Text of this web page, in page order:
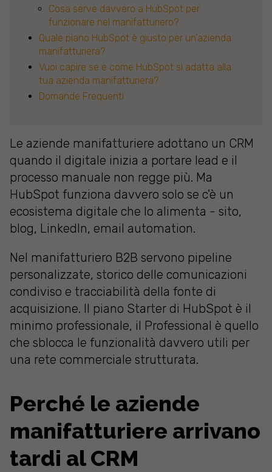
Cosa serve davvero a HubSpot per
funzionare nel manifatturiero?
Quale piano HubSpot è giusto per un'azienda
manifatturiera?
Vuoi capire se e come HubSpot si adatta alla
tua azienda manifatturiera?
Domande Frequenti
Le aziende manifatturiere adottano un CRM
quando il digitale inizia a portare lead e il
processo manuale non regge più. Ma
HubSpot funziona davvero solo se c'è un
ecosistema digitale che lo alimenta - sito,
blog, LinkedIn, email automation.
Nel manifatturiero B2B servono pipeline
personalizzate, storico delle comunicazioni
condiviso e tracciabilità della fonte di
acquisizione. Il piano Starter di HubSpot è il
minimo professionale, il Professional è quello
che sblocca le funzionalità davvero utili per
una rete commerciale strutturata.
Perché le aziende
manifatturiere arrivano
tardi al CRM